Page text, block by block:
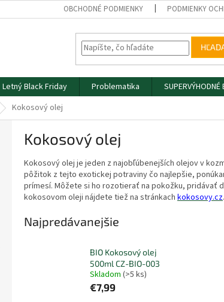
OBCHODNÉ PODMIENKY PODMIENKY
Letný Black Friday Problematika SUPERVÝHODNÉ
Kokosový olej
Kokosový olej
Kokosový olej je jeden z najobľúbenejších olejov v
pôžitok z tejto exotickej potraviny čo najlepšie,
prímesí. Môžete si ho rozotierať na pokožku, pridávať
kokosovom oleji nájdete tiež na stránkach kokosovy.cz.
Najpredávanejšie
BIO Kokosový olej
500ml CZ-BIO-003
Skladom (>5 ks)
€7,99